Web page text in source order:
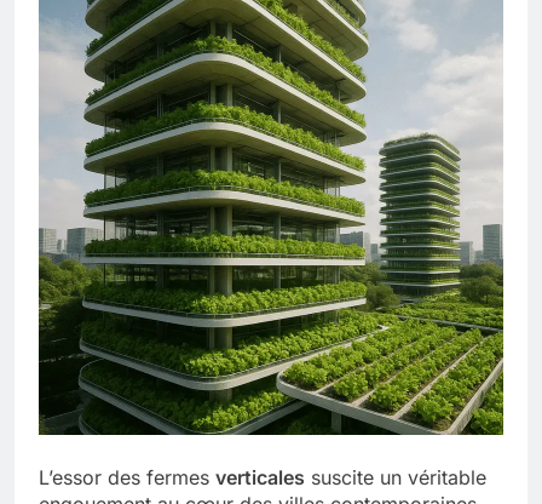
L’essor des fermes verticales suscite un véritable